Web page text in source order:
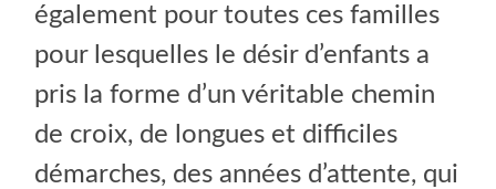
également pour toutes ces familles
pour lesquelles le désir d’enfants a
pris la forme d’un véritable chemin
de croix, de longues et difficiles
démarches, des années d’attente, qui